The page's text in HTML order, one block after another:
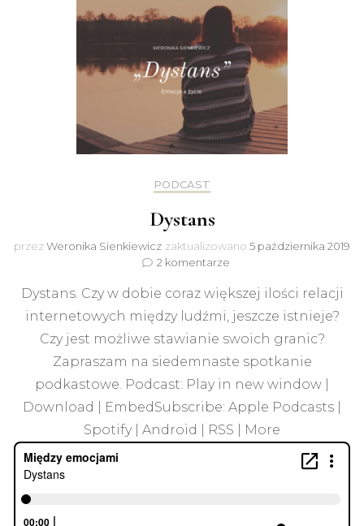
PODCAST
Dystans
przezWeronika Sienkiewicz zaktualizowano 5 października 2019
2 komentarze
Dystans. Czy w dobie coraz większej ilości relacji
internetowych między ludźmi, jeszcze istnieje?
Czy jest możliwe stawianie swoich granic?
Zapraszam na siedemnaste spotkanie
podkastowe. Podcast: Play in new window |
Download | EmbedSubscribe: Apple Podcasts |
Spotify | Android | RSS | More